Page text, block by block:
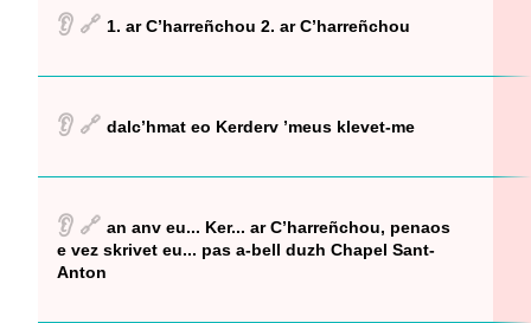
👂 🔗 1. ar C’harreñchou 2. ar C’harreñchou
👂 🔗 dalc’hmat eo Kerderv ’meus klevet-me
👂 🔗 an anv eu... Ker... ar C’harreñchou, penaos
e vez skrivet eu... pas a-bell duzh Chapel Sant-
Anton